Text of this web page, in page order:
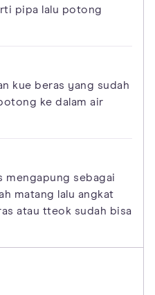
pipa lalu potong
kue beras yang sudah
ke dalam air
mengapung sebagai
matang lalu angkat
atau tteok sudah bisa